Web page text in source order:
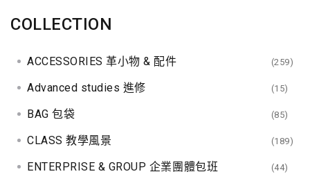
COLLECTION
ACCESSORIES 革小物 & 配件 (259)
Advanced studies 進修 (15)
BAG 包袋 (85)
CLASS 教學風景 (189)
ENTERPRISE & GROUP 企業團體包班 (44)